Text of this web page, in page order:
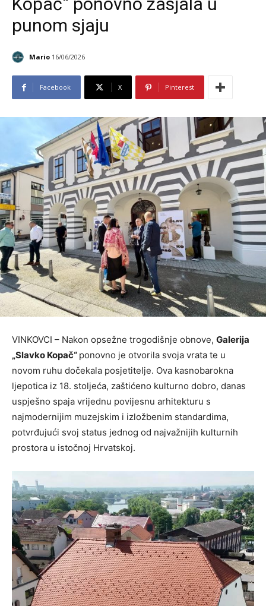
punom sjaju
Mario 16/06/2026
Facebook X Pinterest
VINKOVCI – Nakon opsežne trogodišnje obnove, Galerija
„Slavko Kopač“ ponovno je otvorila svoja vrata te u
novom ruhu dočekala posjetitelje. Ova kasnobarokna
ljepotica iz 18. stoljeća, zaštićeno kulturno dobro, danas
uspješno spaja vrijednu povijesnu arhitekturu s
najmodernijim muzejskim i izložbenim standardima,
potvrđujući svoj status jednog od najvažnijih kulturnih
prostora u istočnoj Hrvatskoj.